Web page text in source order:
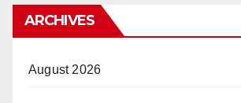
ARCHIVES
August 2026